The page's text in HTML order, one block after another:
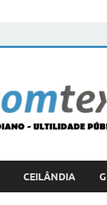
CEILÂNDIA